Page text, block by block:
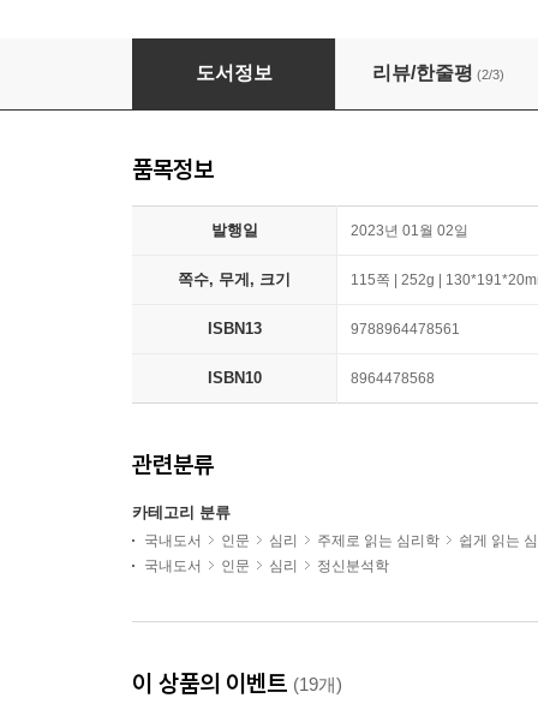
돈키호테, 햄릿, 파우스트
도서정보 리뷰/한줄평 (2/3)
품목정보
발행일 2023년 01월 02일
쪽수, 무게, 크기 115쪽 | 252g |
ISBN13 9788964478561
ISBN10 8964478568
관련분류
카테고리 분류
국내도서 인문 심리 주제로 읽는 심리학
쉽게 읽는
국내도서
인문 심리 정신분석학
이 상품의 이벤트 (19개)